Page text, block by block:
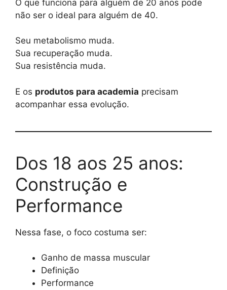
O que funciona para alguém de 20 anos pode
não ser o ideal para alguém de 40.
Seu metabolismo muda.
Sua recuperação muda.
Sua resistência muda.
E os produtos para academia precisam
acompanhar essa evolução.
Dos 18 aos 25 anos:
Construção e
Performance
Nessa fase, o foco costuma ser:
Ganho de massa muscular
Definição
Performance